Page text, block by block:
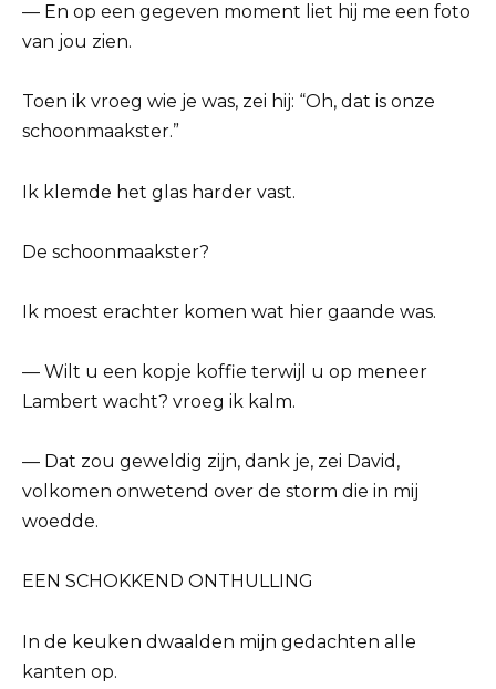
— En op een gegeven moment liet hij me een foto
van jou zien.
Toen ik vroeg wie je was, zei hij: “Oh, dat is onze
schoonmaakster.”
Ik klemde het glas harder vast.
De schoonmaakster?
Ik moest erachter komen wat hier gaande was.
— Wilt u een kopje koffie terwijl u op meneer
Lambert wacht? vroeg ik kalm.
— Dat zou geweldig zijn, dank je, zei David,
volkomen onwetend over de storm die in mij
woedde.
EEN SCHOKKEND ONTHULLING
In de keuken dwaalden mijn gedachten alle
kanten op.